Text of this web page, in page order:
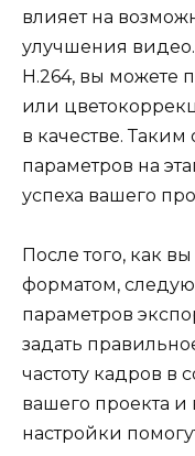
влияет на
улучшения
H.264, вы можете
или
в качестве.
параметров на
успеха вашего
После того, как
форматом,
параметров
задать
частоту кадров в
вашего проекта
настройки